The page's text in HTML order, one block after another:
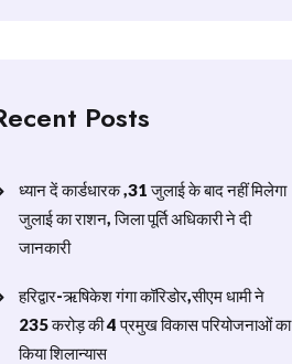
Posts
ध्यान दें कार्डधारक ,31 जुलाई के बाद नहीं मिलेगा
जुलाई का राशन, जिला पूर्ति अधिकारी ने दी
जानकारी
हरिद्वार-ऋषिकेश गंगा कॉरिडोर,सीएम धामी ने
235 करोड़ की 4 प्रमुख विकास परियोजनाओं का
किया शिलान्यास